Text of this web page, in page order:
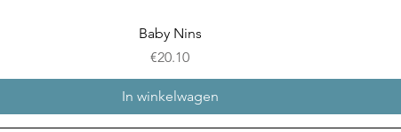
Snel overzicht
Baby Nins
Prijs
€20.10
In winkelwagen